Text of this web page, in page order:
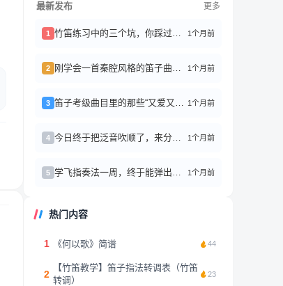
最新发布 更多
1 竹笛练习中的三个坑，你踩过几个？ 1个月前
2 刚学会一首秦腔风格的笛子曲《苦音慢板》，吹得我浑身鸡皮疙瘩 1个月前
3 笛子考级曲目里的那些“又爱又恨”的曲子 1个月前
4 今日终于把泛音吹顺了，来分享点心得 1个月前
5 学飞指奏法一周，终于能弹出像样的旋律了！ 1个月前
热门内容
1 《何以歌》简谱 44
2
【竹笛教学】笛子指法转调表（竹笛
转调）
23